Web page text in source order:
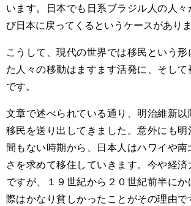
います。日本でも日系ブラジル人の人
び日本に戻ってくるというケースがありま
こうして、現代の世界では移民という形
た人々の移動はますます活発に、そし
です。
文章で述べられている通り、明治維新
移民を送り出してきました。意外にも明
間もない時期から、日本人はハワイや
さを求めて移住していきます。今や経
ですが、１９世紀から２０世紀前半に
際はかなり貧しかったことがその理由